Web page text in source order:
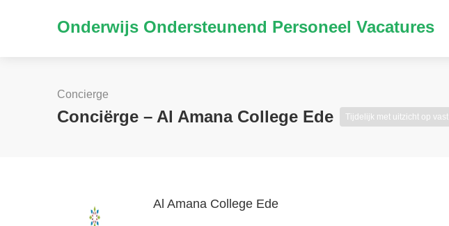
Onderwijs Ondersteunend Personeel Vacatures
Concierge
Conciërge – Al Amana College Ede Tijdelijk met uitzicht op vast
Al Amana College Ede